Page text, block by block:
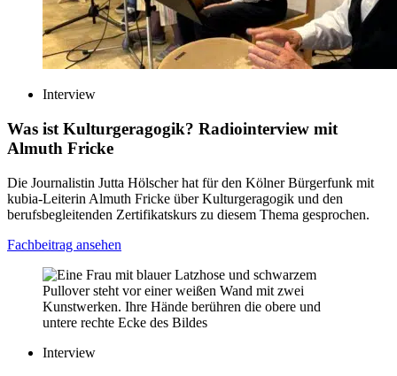
Interview
Was ist Kulturgeragogik? Radiointerview mit
Almuth Fricke
Die Journalistin Jutta Hölscher hat für den Kölner Bürgerfunk mit
kubia-Leiterin Almuth Fricke über Kulturgeragogik und den
berufsbegleitenden Zertifikatskurs zu diesem Thema gesprochen.
Fachbeitrag ansehen
Interview